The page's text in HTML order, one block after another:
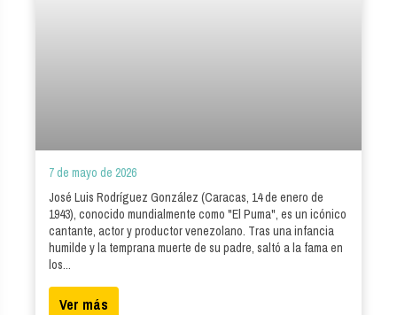
7 de mayo de 2026
José Luis Rodríguez González (Caracas, 14 de enero de
1943), conocido mundialmente como "El Puma", es un icónico
cantante, actor y productor venezolano. Tras una infancia
humilde y la temprana muerte de su padre, saltó a la fama en
los...
Ver más